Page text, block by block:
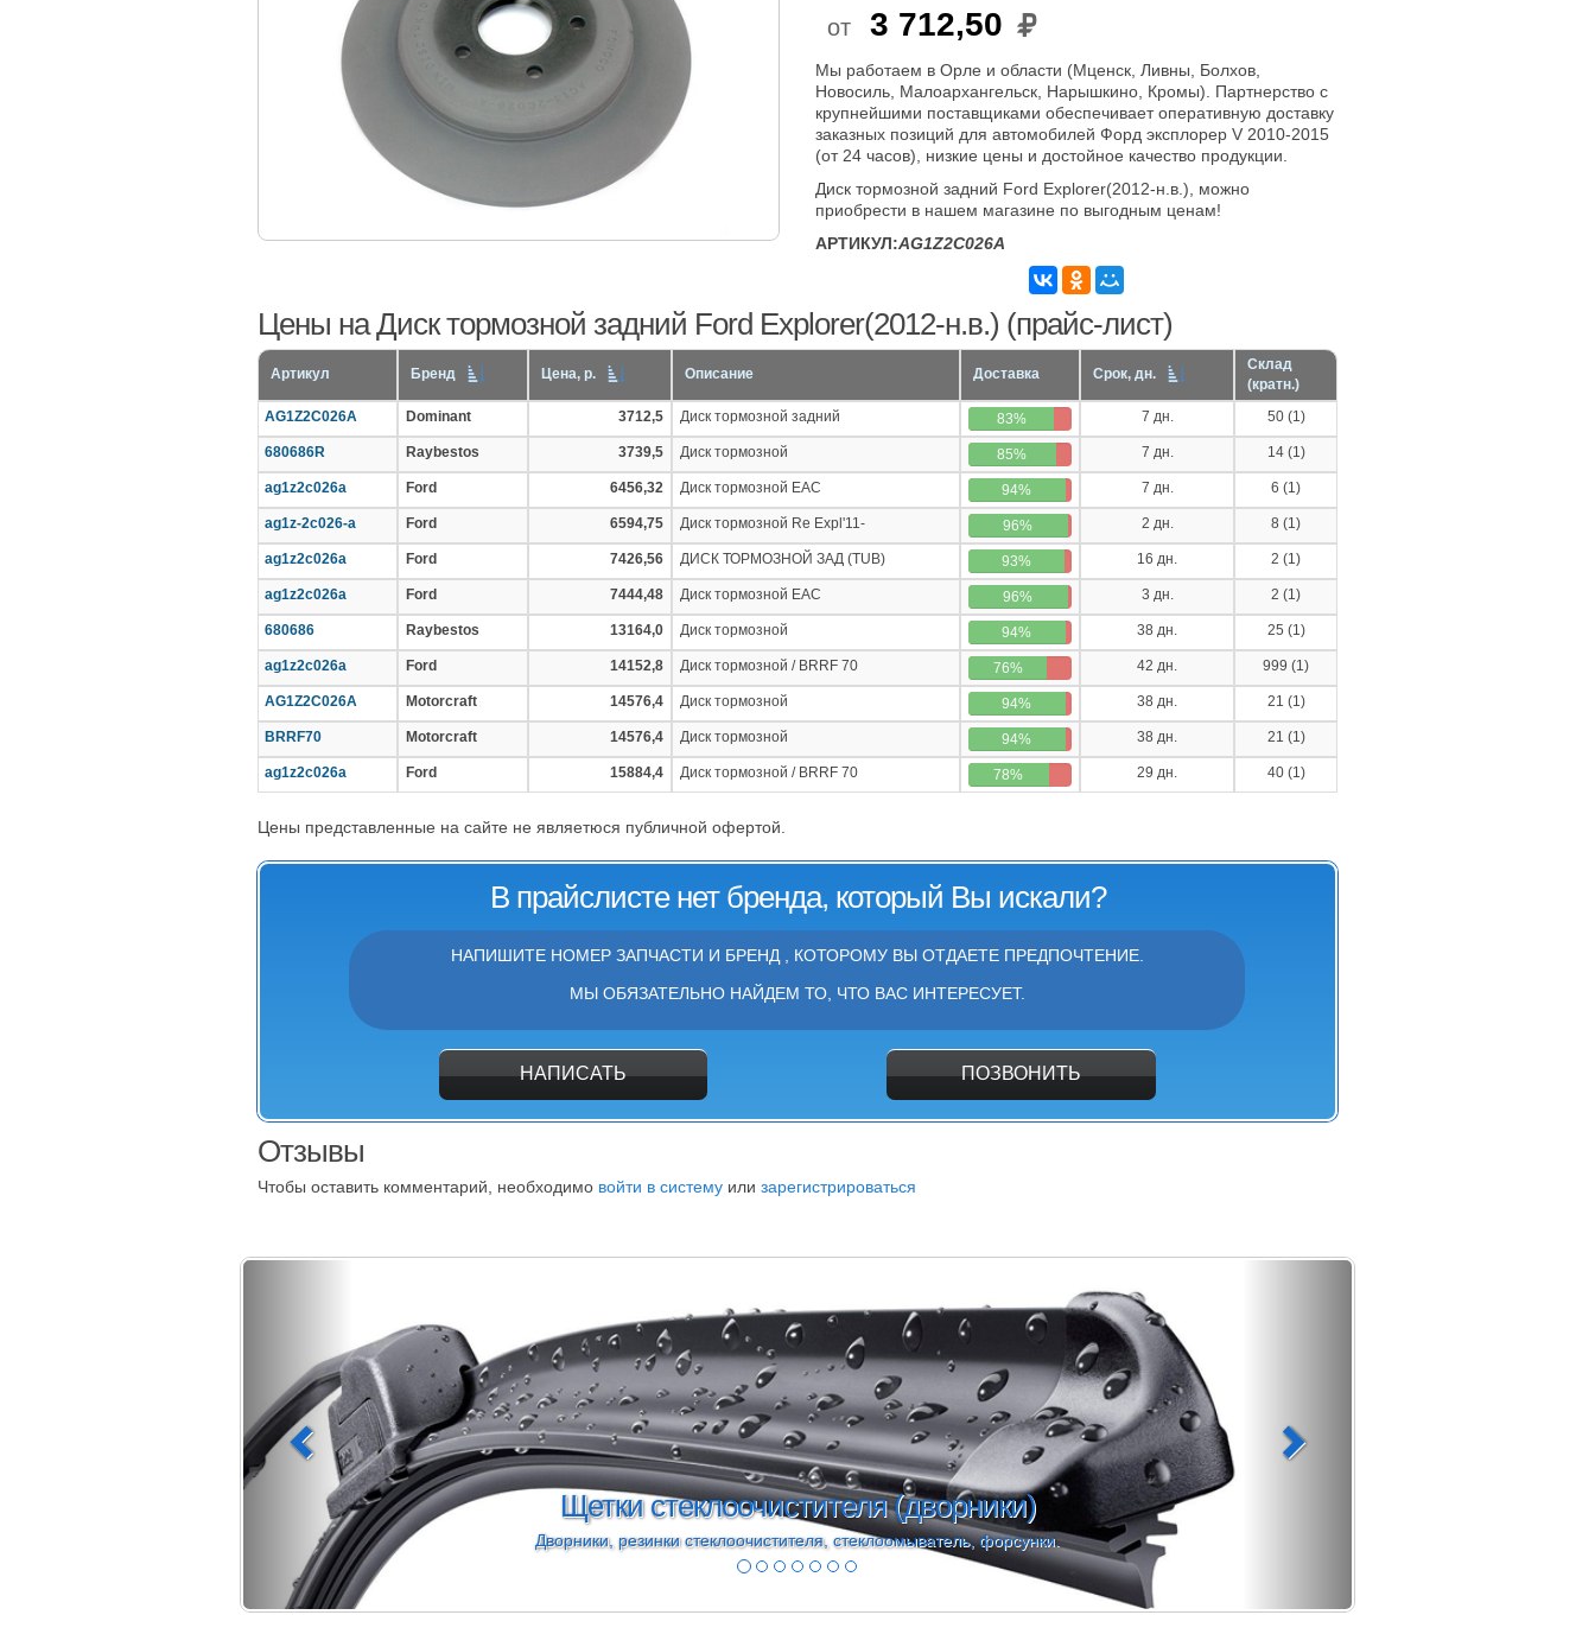
от 3 712,50
Мы работаем в Орле и области (Мценск, Ливны, Болхов,
Новосиль, Малоархангельск, Нарышкино, Кромы). Партнерство с
крупнейшими поставщиками обеспечивает оперативную доставку
заказных позиций для автомобилей Форд эксплорер V 2010-2015
(от 24 часов), низкие цены и достойное качество продукции.
Диск тормозной задний Ford Explorer(2012-н.в.), можно
приобрести в нашем магазине по выгодным ценам!
АРТИКУЛ:AG1Z2C026A
Цены на Диск тормозной задний Ford Explorer(2012-н.в.) (прайс-лист)
Артикул Бренд Цена, р. Описание Доставка Срок, дн.
Склад
(кратн.)
AG1Z2C026A
Dominant 3712,5 Диск тормозной задний 83% 7 дн. 50 (1)
680686R Raybestos 3739,5 Диск тормозной 85% 7 дн. 14 (1)
ag1z2c026a Ford 6456,32 Диск тормозной EAC 94% 7 дн. 6 (1)
ag1z-2c026-a Ford 6594,75 Диск тормозной Re Expl'11- 96% 2 дн. 8 (1)
ag1z2c026a Ford 7426,56 ДИСК ТОРМОЗНОЙ ЗАД (TUB) 93% 16 дн. 2 (1)
ag1z2c026a Ford 7444,48 Диск тормозной EAC 96% 3 дн. 2 (1)
680686 Raybestos 13164,0 Диск тормозной 94% 38 дн. 25 (1)
ag1z2c026a Ford 14152,8 Диск тормозной / BRRF 70 76% 42 дн. 999 (1)
AG1Z2C026A Motorcraft 14576,4 Диск тормозной 94% 38 дн. 21 (1)
BRRF70 Motorcraft 14576,4 Диск тормозной 94% 38 дн. 21 (1)
ag1z2c026a Ford 15884,4 Диск тормозной / BRRF 70 78% 29 дн. 40 (1)
Цены представленные на сайте не являетюся публичной офертой.
В прайслисте нет бренда, который Вы искали?
НАПИШИТЕ НОМЕР ЗАПЧАСТИ И БРЕНД , КОТОРОМУ ВЫ ОТДАЕТЕ ПРЕДПОЧТЕНИЕ.
МЫ ОБЯЗАТЕЛЬНО НАЙДЕМ ТО, ЧТО ВАС ИНТЕРЕСУЕТ.
НАПИСАТЬ ПОЗВОНИТЬ
Отзывы
Чтобы оставить комментарий, необходимо войти в систему или зарегистрироваться
Щетки стеклоочистителя (дворники)
Дворники, резинки стеклоочистителя, стеклоомыватель, форсунки.